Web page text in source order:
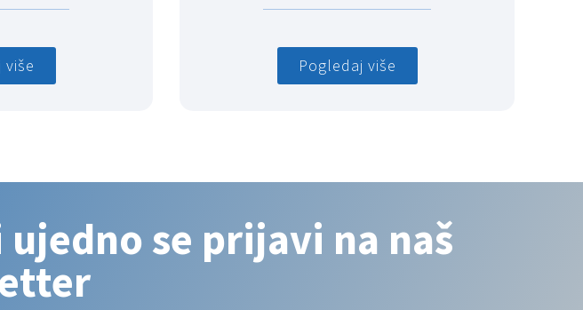
više Pogledaj više
se prijavi na naš